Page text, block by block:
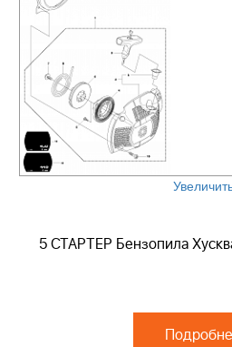
5 СТАРТЕР Бензопила